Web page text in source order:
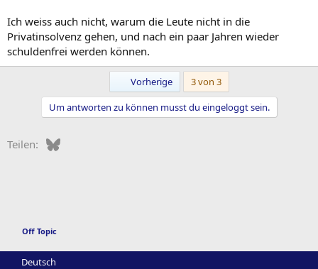
Ich weiss auch nicht, warum die Leute nicht in die
Privatinsolvenz gehen, und nach ein paar Jahren wieder
schuldenfrei werden können.
Vorherige
3 von 3
Um antworten zu können musst du eingeloggt sein.
Teilen: Bluesky
Off Topic
Deutsch